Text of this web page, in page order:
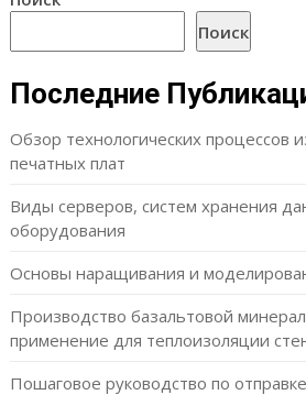
Поиск
Последние
Обзор технологических процессов
печатных плат
Виды серверов, систем хранения
оборудования
Основы наращивания и
Производство базальтовой
применение для теплоизоляции
Пошаговое руководство по